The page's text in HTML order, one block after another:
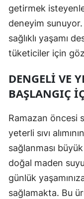
getirmek
deneyim
sağlıklı yaşamı
tüketiciler için
DENGELI VE
BAŞLANGIÇ
Ramazan öncesi
yeterli sıvı
sağlanması
doğal maden
günlük
sağlamakta. Bu